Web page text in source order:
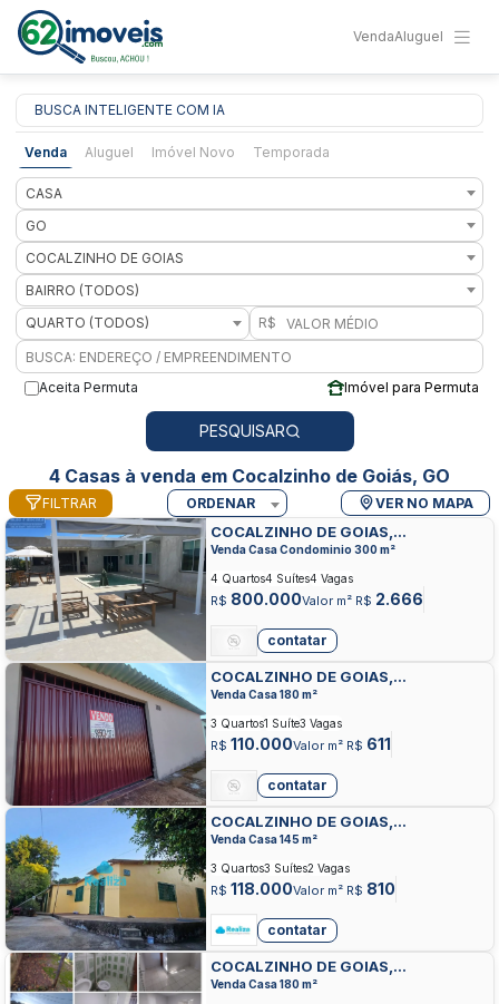
VendaAluguel
BUSCA INTELIGENTE COM IA
Venda Aluguel Imóvel Novo Temporada
CASA
GO
COCALZINHO DE GOIAS
BAIRRO (TODOS)
QUARTO (TODOS)
R$
Aceita Permuta Imóvel para Permuta
PESQUISAR
4 Casas à venda em Cocalzinho de Goiás, GO
FILTRAR ORDENAR VER NO MAPA
COCALZINHO DE GOIAS,
COCALZINHO DE GOIAS,
Venda Casa Condominio 300 m²
R$ 800.000Valor m² R$ 2.666
4 Quartos4 Suítes4 Vagas
contatar
COCALZINHO DE GOIAS,
COCALZINHO DE GOIAS,
Venda Casa 180 m²
R$ 110.000Valor m² R$ 611
3 Quartos1 Suíte3 Vagas
contatar
COCALZINHO DE GOIAS,
COCALZINHO DE GOIAS,
Venda Casa 145 m²
R$ 118.000Valor m² R$ 810
3 Quartos3 Suítes2 Vagas
contatar
COCALZINHO DE GOIAS,
COCALZINHO DE GOIAS,
Venda Casa 180 m²